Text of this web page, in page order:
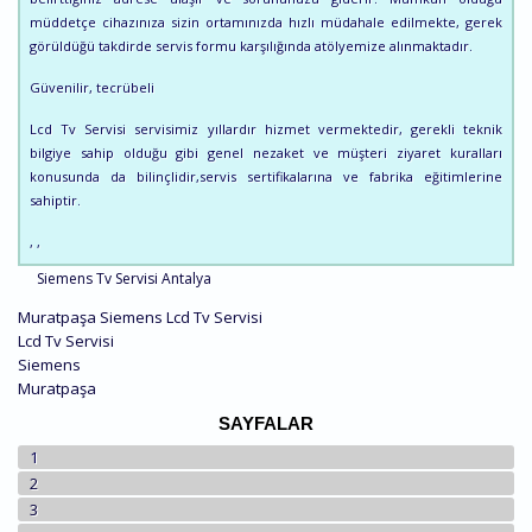
müddetçe cihazınıza sizin ortamınızda hızlı müdahale edilmekte, gerek
görüldüğü takdirde servis formu karşılığında atölyemize alınmaktadır.
Güvenilir, tecrübeli
Lcd Tv Servisi servisimiz yıllardır hizmet vermektedir, gerekli teknik
bilgiye sahip olduğu gibi genel nezaket ve müşteri ziyaret kuralları
konusunda da bilinçlidir,servis sertifikalarına ve fabrika eğitimlerine
sahiptir.
, ,
Siemens Tv Servisi Antalya
Muratpaşa Siemens Lcd Tv Servisi
Lcd Tv Servisi
Siemens
Muratpaşa
SAYFALAR
1
2
3